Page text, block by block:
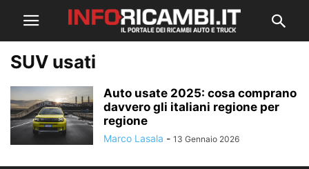
SUV usati
Auto usate 2025: cosa comprano
davvero gli italiani regione per
regione
Marco Lasala - 13 Gennaio 2026